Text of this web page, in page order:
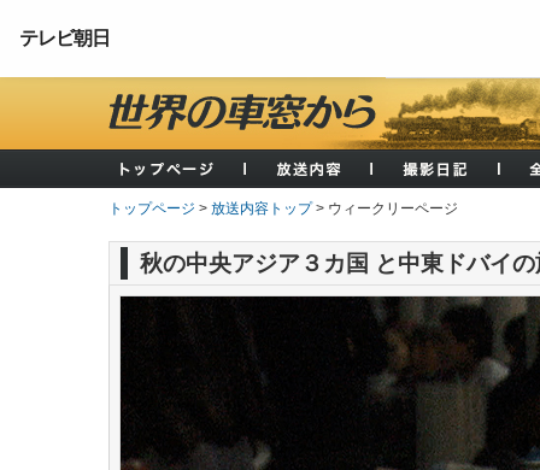
テレビ朝日
トップページ > 放送内容トップ> ウィークリーページ
秋の中央アジア３カ国 と中東ドバイの